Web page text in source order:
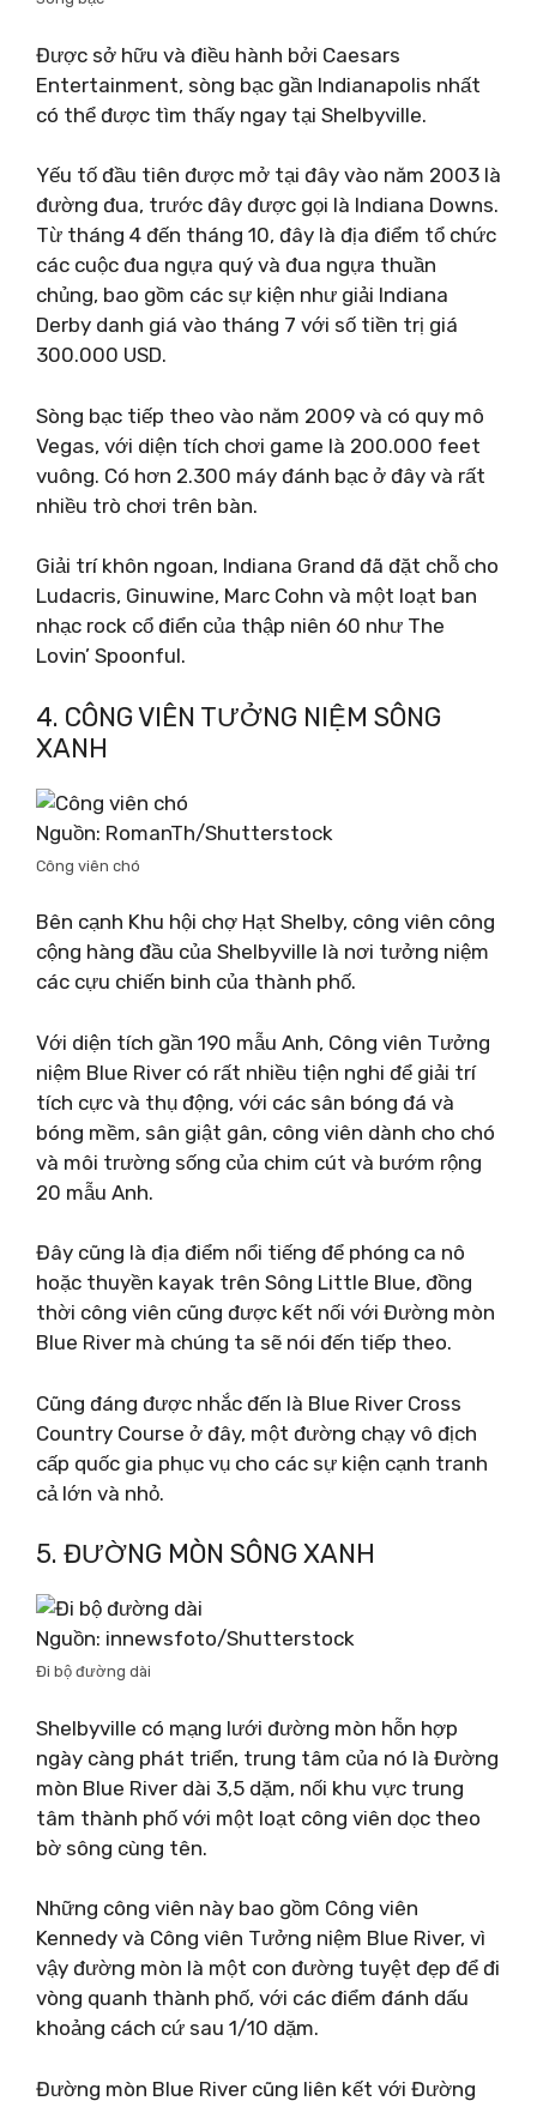
Được sở hữu và điều hành bởi Caesars
Entertainment, sòng bạc gần Indianapolis nhất
có thể được tìm thấy ngay tại Shelbyville.
Yếu tố đầu tiên được mở tại đây vào năm 2003 là
đường đua, trước đây được gọi là Indiana Downs.
Từ tháng 4 đến tháng 10, đây là địa điểm tổ chức
các cuộc đua ngựa quý và đua ngựa thuần
chủng, bao gồm các sự kiện như giải Indiana
Derby danh giá vào tháng 7 với số tiền trị giá
300.000 USD.
Sòng bạc tiếp theo vào năm 2009 và có quy mô
Vegas, với diện tích chơi game là 200.000 feet
vuông. Có hơn 2.300 máy đánh bạc ở đây và rất
nhiều trò chơi trên bàn.
Giải trí khôn ngoan, Indiana Grand đã đặt chỗ cho
Ludacris, Ginuwine, Marc Cohn và một loạt ban
nhạc rock cổ điển của thập niên 60 như The
Lovin’ Spoonful.
4. CÔNG VIÊN TƯỞNG NIỆM SÔNG
XANH
Nguồn: RomanTh/Shutterstock
Công viên chó
Bên cạnh Khu hội chợ Hạt Shelby, công viên công
cộng hàng đầu của Shelbyville là nơi tưởng niệm
các cựu chiến binh của thành phố.
Với diện tích gần 190 mẫu Anh, Công viên Tưởng
niệm Blue River có rất nhiều tiện nghi để giải trí
tích cực và thụ động, với các sân bóng đá và
bóng mềm, sân giật gân, công viên dành cho chó
và môi trường sống của chim cút và bướm rộng
20 mẫu Anh.
Đây cũng là địa điểm nổi tiếng để phóng ca nô
hoặc thuyền kayak trên Sông Little Blue, đồng
thời công viên cũng được kết nối với Đường mòn
Blue River mà chúng ta sẽ nói đến tiếp theo.
Cũng đáng được nhắc đến là Blue River Cross
Country Course ở đây, một đường chạy vô địch
cấp quốc gia phục vụ cho các sự kiện cạnh tranh
cả lớn và nhỏ.
5. ĐƯỜNG MÒN SÔNG XANH
Nguồn: innewsfoto/Shutterstock
Đi bộ đường dài
Shelbyville có mạng lưới đường mòn hỗn hợp
ngày càng phát triển, trung tâm của nó là Đường
mòn Blue River dài 3,5 dặm, nối khu vực trung
tâm thành phố với một loạt công viên dọc theo
bờ sông cùng tên.
Những công viên này bao gồm Công viên
Kennedy và Công viên Tưởng niệm Blue River, vì
vậy đường mòn là một con đường tuyệt đẹp để đi
vòng quanh thành phố, với các điểm đánh dấu
khoảng cách cứ sau 1/10 dặm.
Đường mòn Blue River cũng liên kết với Đường